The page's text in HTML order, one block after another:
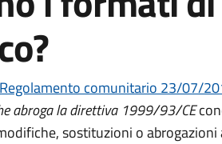
Regolamento comunitario 23/07/
abroga la direttiva 1999/93/CE
sostituzioni o